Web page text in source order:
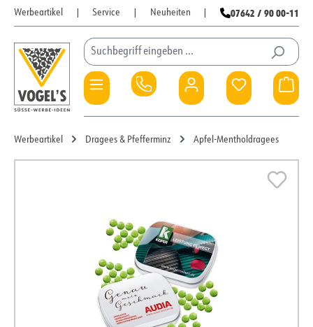
Zum Hauptinhalt springen
Werbeartikel Service Neuheiten 07642 / 90 00-11
Du hast 0
Werbeartikel Dragees & Pfefferminz Apfel-Mentholdragees